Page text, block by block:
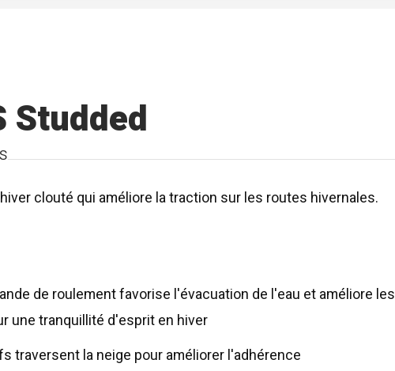
Studded
clouté qui améliore la traction sur les routes hivernales.
de roulement favorise l'évacuation de l'eau et améliore les
une tranquillité d'esprit en hiver
traversent la neige pour améliorer l'adhérence